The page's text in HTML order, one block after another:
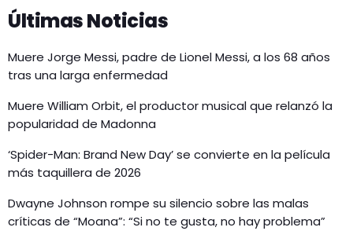
Últimas Noticias
Muere Jorge Messi, padre de Lionel Messi, a los 68 años
tras una larga enfermedad
Muere William Orbit, el productor musical que relanzó la
popularidad de Madonna
‘Spider-Man: Brand New Day’ se convierte en la película
más taquillera de 2026
Dwayne Johnson rompe su silencio sobre las malas
críticas de “Moana”: “Si no te gusta, no hay problema”